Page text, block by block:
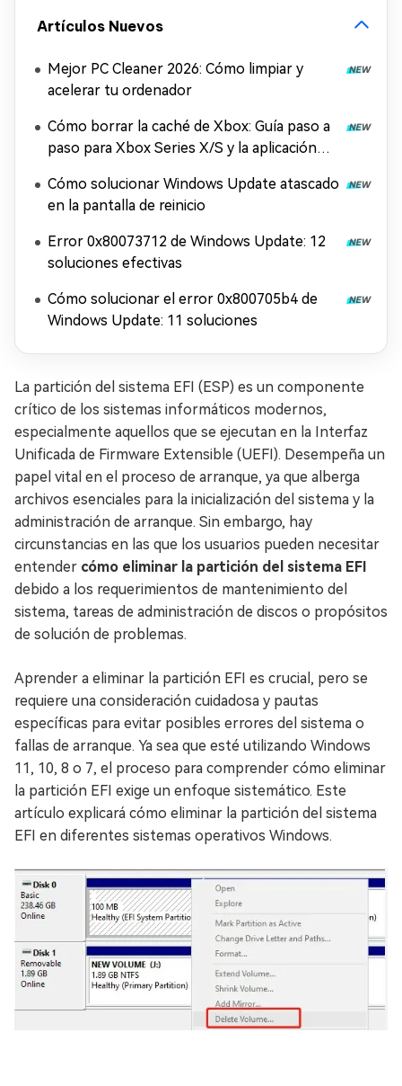
Artículos Nuevos
Mejor PC Cleaner 2026: Cómo limpiar y
acelerar tu ordenador
Cómo borrar la caché de Xbox: Guía paso a
paso para Xbox Series X/S y la aplicación
Cómo solucionar Windows Update atascado
en la pantalla de reinicio
Error 0x80073712 de Windows Update: 12
soluciones efectivas
Cómo solucionar el error 0x800705b4 de
Windows Update: 11 soluciones
La partición del sistema EFI (ESP) es un componente
crítico de los sistemas informáticos modernos,
especialmente aquellos que se ejecutan en la Interfaz
Unificada de Firmware Extensible (UEFI). Desempeña un
papel vital en el proceso de arranque, ya que alberga
archivos esenciales para la inicialización del sistema y la
administración de arranque. Sin embargo, hay
circunstancias en las que los usuarios pueden necesitar
entender cómo eliminar la partición del sistema EFI
debido a los requerimientos de mantenimiento del
sistema, tareas de administración de discos o propósitos
de solución de problemas.
Aprender a eliminar la partición EFI es crucial, pero se
requiere una consideración cuidadosa y pautas
específicas para evitar posibles errores del sistema o
fallas de arranque. Ya sea que esté utilizando Windows
11, 10, 8 o 7, el proceso para comprender cómo eliminar
la partición EFI exige un enfoque sistemático. Este
artículo explicará cómo eliminar la partición del sistema
EFI en diferentes sistemas operativos Windows.